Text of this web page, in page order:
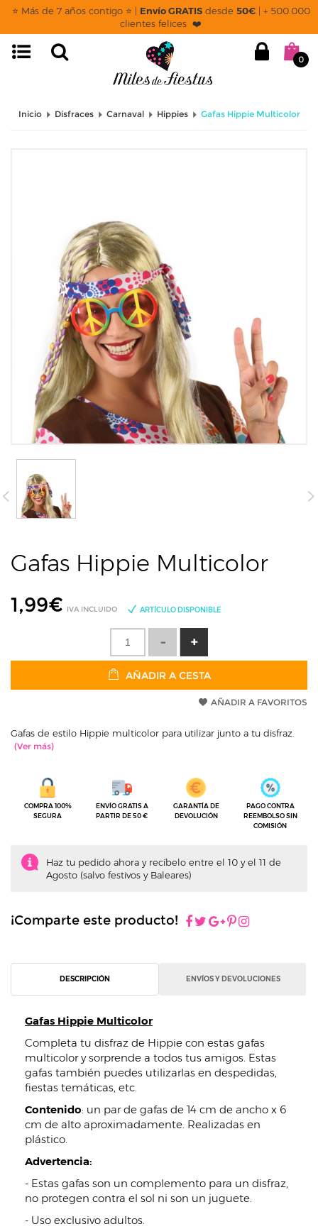
⭐ Más de 7 años contigo ⭐ | Envío GRATISdesde 50€| + 500.000
clientes felices ❤️
0
Inicio Disfraces Carnaval Hippies Gafas Hippie Multicolor
Gafas Hippie Multicolor
1,99€ IVA INCLUIDO ARTÍCULO DISPONIBLE
AÑADIR A CESTA
AÑADIR A FAVORITOS
Gafas de estilo Hippie multicolor para utilizar junto a tu disfraz.
COMPRA 100%
SEGURA
ENVÍO GRATIS A
PARTIR DE 50 €
GARANTÍA DE
DEVOLUCIÓN
PAGO CONTRA
REEMBOLSO SIN
COMISIÓN
Haz tu pedido ahora y recíbelo entre el 10 y el 11 de
Agosto (salvo festivos y Baleares)
¡Comparte este producto!
DESCRIPCIÓN ENVÍOS Y DEVOLUCIONES
Gafas Hippie Multicolor
Completa tu disfraz de Hippie con estas gafas
multicolor y sorprende a todos tus amigos. Estas
gafas también puedes utilizarlas en despedidas,
fiestas temáticas, etc.
Contenido: un par de gafas de 14 cm de ancho x 6
cm de alto aproximadamente. Realizadas en
plástico.
Advertencia:
- Estas gafas son un complemento para un disfraz,
no protegen contra el sol ni son un juguete.
- Uso exclusivo adultos.